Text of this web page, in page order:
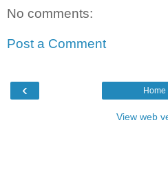
No comments:
Post a Comment
‹ Home
View web